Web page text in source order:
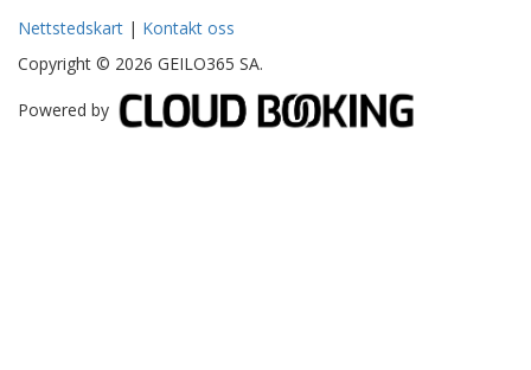
Nettstedskart | Kontakt oss
Copyright © 2026 GEILO365 SA.
Powered by